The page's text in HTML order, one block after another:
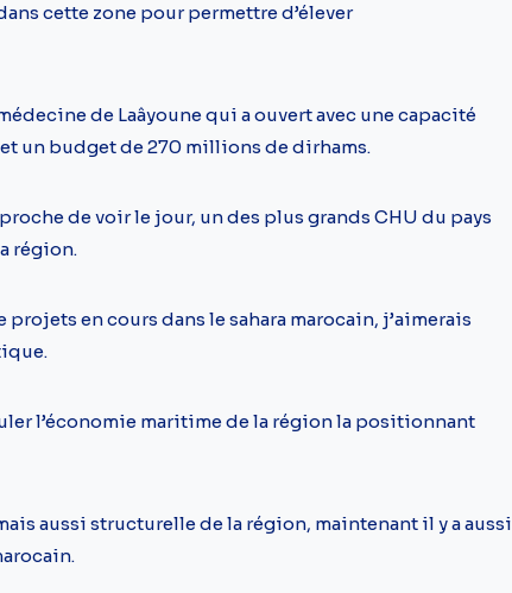
cette zone pour permettre d’élever
de Laâyoune qui a ouvert avec une capacité
un budget de 270 millions de dirhams.
de voir le jour, un des plus grands CHU du pays
région.
en cours dans le sahara marocain, j’aimerais
l’économie maritime de la région la positionnant
aussi structurelle de la région, maintenant il y a aussi